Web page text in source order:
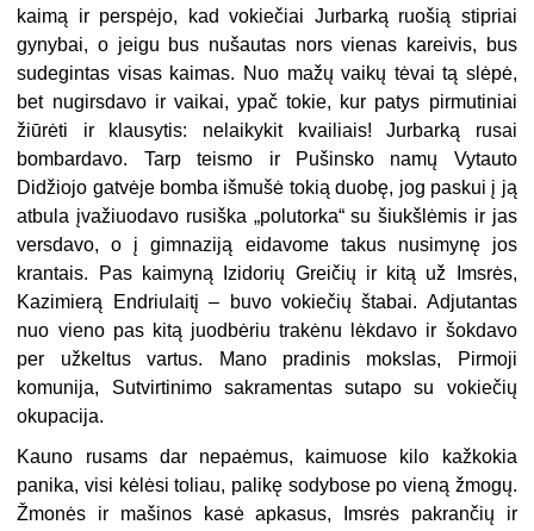
kaimą ir perspėjo, kad vokiečiai Jurbarką ruošią stipriai
gynybai, o jeigu bus nušautas nors vienas kareivis, bus
sudegintas visas kaimas. Nuo mažų vaikų tėvai tą slėpė,
bet nugirsdavo ir vaikai, ypač tokie, kur patys pirmutiniai
žiūrėti ir klausytis: nelaikykit kvailiais! Jurbarką rusai
bombardavo. Tarp teismo ir Pušinsko namų Vytauto
Didžiojo gatvėje bomba išmušė tokią duobę, jog paskui į ją
atbula įvažiuodavo rusiška „polutorka“ su šiukšlėmis ir jas
versdavo, o į gimnaziją eidavome takus nusimynę jos
krantais. Pas kaimyną Izidorių Greičių ir kitą už Imsrės,
Kazimierą Endriulaitį – buvo vokiečių štabai. Adjutantas
nuo vieno pas kitą juodbėriu trakėnu lėkdavo ir šokdavo
per užkeltus vartus. Mano pradinis mokslas, Pirmoji
komunija, Sutvirtinimo sakramentas sutapo su vokiečių
okupacija.
Kauno rusams dar nepaėmus, kaimuose kilo kažkokia
panika, visi kėlėsi toliau, palikę sodybose po vieną žmogų.
Žmonės ir mašinos kasė apkasus, Imsrės pakrančių ir